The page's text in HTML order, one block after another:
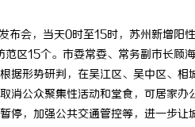
布会，当天0时至15时，苏州新增阳
区15个。市委常委、常务副市长顾
据形势研判，在吴江区、吴中区、
消公众聚集性活动和堂食，可居家
停，加强公共交通管控等，进一步